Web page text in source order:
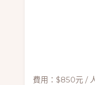
費用：$850元 /